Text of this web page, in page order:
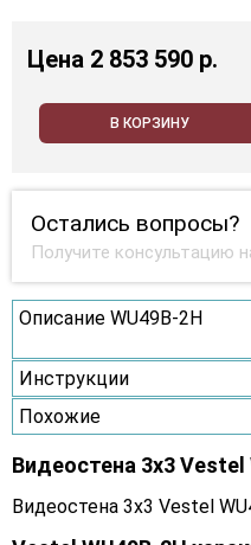
Цена 2 853 590 p.
В КОРЗИНУ
Остались вопросы?
Получите консультацию
Описание WU49B-2H
Инструкции
Похожие
Видеостена 3x3
Видеостена 3x3 Vestel